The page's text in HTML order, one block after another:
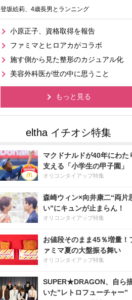
登坂絵莉、4歳長男とランニング
小原正子、資格取得を報告
ファミマとヒロアカがコラボ
施す側から見た整形のカジュアル化
美容外科医が世の中に思うこと
もっと見る
マクドナルドが40年にわた
支える「小学生の甲子園」
オリコンタイアップ特集
森崎ウィン×向井康二“両片
い”にキュンが止まらん！
オリコンタイアップ特集
お値段そのまま45％増量！
ァミマ夏の大盤振る舞い
オリコンタイアップ特集
SUPER★DRAGON、自ら
いた”レトロフューチャー”